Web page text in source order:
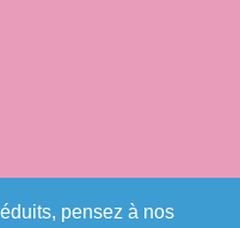
pensez à nos